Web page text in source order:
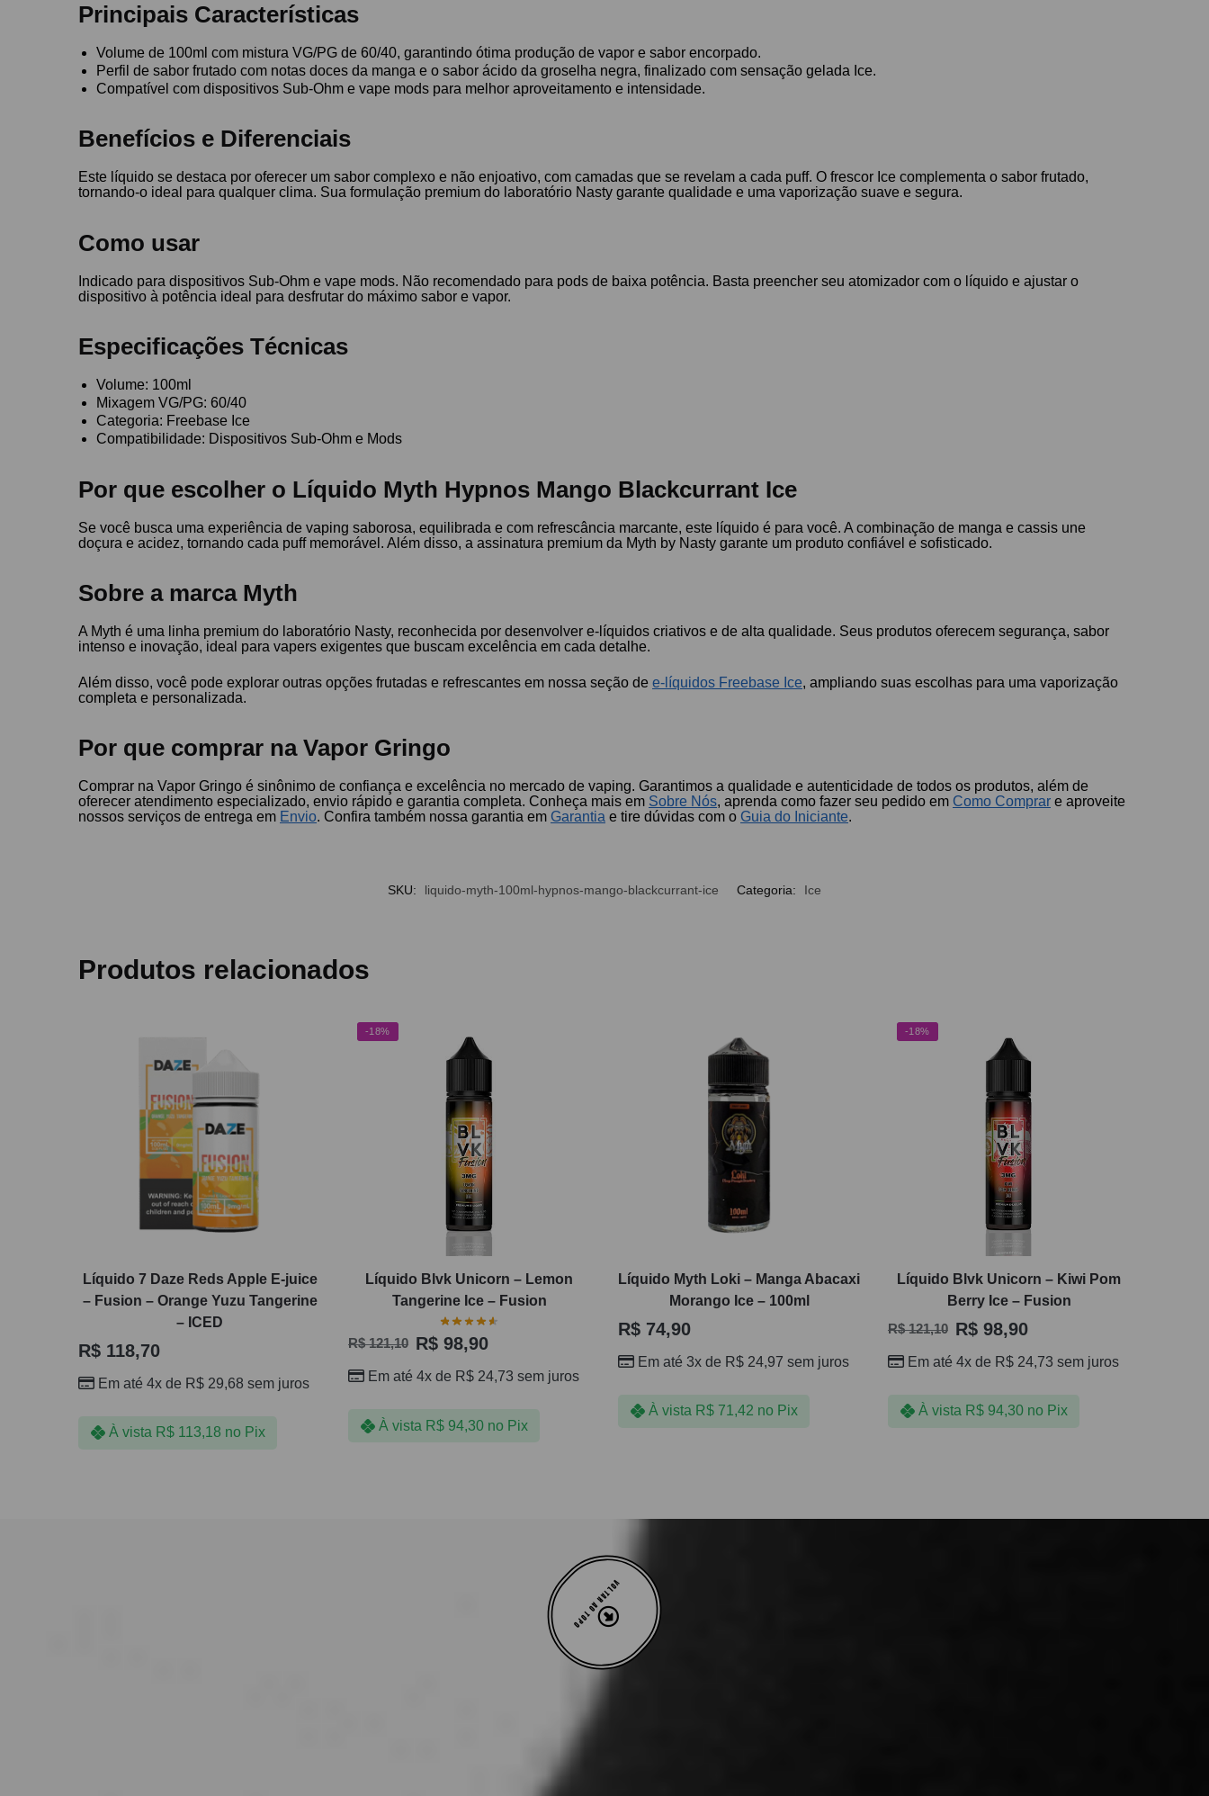
Principais Características
Volume de 100ml com mistura VG/PG de 60/40, garantindo ótima produção de vapor e sabor encorpado.
Perfil de sabor frutado com notas doces da manga e o sabor ácido da groselha negra, finalizado com sensação gelada Ice.
Compatível com dispositivos Sub-Ohm e vape mods para melhor aproveitamento e intensidade.
Benefícios e Diferenciais
Este líquido se destaca por oferecer um sabor complexo e não enjoativo, com camadas que se revelam a cada puff. O frescor Ice complementa o sabor frutado,
tornando-o ideal para qualquer clima. Sua formulação premium do laboratório Nasty garante qualidade e uma vaporização suave e segura.
Como usar
Indicado para dispositivos Sub-Ohm e vape mods. Não recomendado para pods de baixa potência. Basta preencher seu atomizador com o líquido e ajustar o
dispositivo à potência ideal para desfrutar do máximo sabor e vapor.
Especificações Técnicas
Volume: 100ml
Mixagem VG/PG: 60/40
Categoria: Freebase Ice
Compatibilidade: Dispositivos Sub-Ohm e Mods
Por que escolher o Líquido Myth Hypnos Mango Blackcurrant Ice
Se você busca uma experiência de vaping saborosa, equilibrada e com refrescância marcante, este líquido é para você. A combinação de manga e cassis une
doçura e acidez, tornando cada puff memorável. Além disso, a assinatura premium da Myth by Nasty garante um produto confiável e sofisticado.
Sobre a marca Myth
A Myth é uma linha premium do laboratório Nasty, reconhecida por desenvolver e-líquidos criativos e de alta qualidade. Seus produtos oferecem segurança, sabor
intenso e inovação, ideal para vapers exigentes que buscam excelência em cada detalhe.
Além disso, você pode explorar outras opções frutadas e refrescantes em nossa seção dee-líquidos Freebase Ice, ampliando suas escolhas para uma vaporização
completa e personalizada.
Por que comprar na Vapor Gringo
Comprar na Vapor Gringo é sinônimo de confiança e excelência no mercado de vaping. Garantimos a qualidade e autenticidade de todos os produtos, além de
oferecer atendimento especializado, envio rápido e garantia completa. Conheça mais em Sobre Nós, aprenda como fazer seu pedido em Como Comprar e aproveite
nossos serviços de entrega em Envio. Confira também nossa garantia em Garantia e tire dúvidas com o Guia do Iniciante.
SKU: liquido-myth-100ml-hypnos-mango-blackcurrant-ice Categoria: Ice
Produtos relacionados
Líquido 7 Daze Reds Apple E-juice
– Fusion – Orange Yuzu Tangerine
– ICED
R$ 118,70
Em até 4x de R$ 29,68 sem juros
À vista R$113,18 no Pix
-18%
Líquido Blvk Unicorn – Lemon
Tangerine Ice – Fusion
R$121,10 R$ 98,90
Em até 4x de R$ 24,73 sem juros
À vista R$94,30 no Pix
Líquido Myth Loki – Manga Abacaxi
Morango Ice – 100ml
R$74,90
Em até 3x de R$24,97 sem juros
À vista R$71,42 no Pix
-18%
Líquido Blvk Unicorn – Kiwi Pom
Berry Ice – Fusion
R$121,10 R$98,90
Em até 4x de R$24,73 sem juros
À vista R$94,30 no Pix
VOLTAR AO TOPO